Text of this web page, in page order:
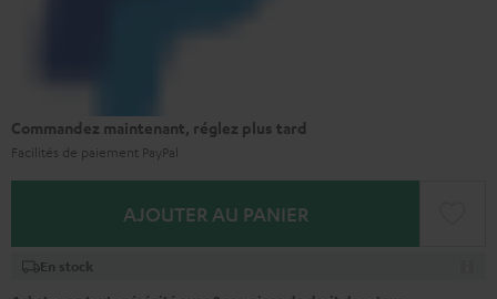
Commandez maintenant, réglez plus tard
Facilités de paiement PayPal
AJOUTER AU PANIER
En stock